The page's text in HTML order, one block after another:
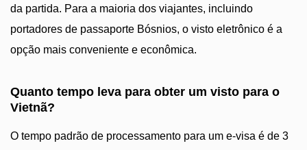
da partida. Para a maioria dos viajantes, incluindo
portadores de passaporte Bósnios, o visto eletrônico é a
opção mais conveniente e econômica.
Quanto tempo leva para obter um visto para o
Vietnã?
O tempo padrão de processamento para um e-visa é de 3